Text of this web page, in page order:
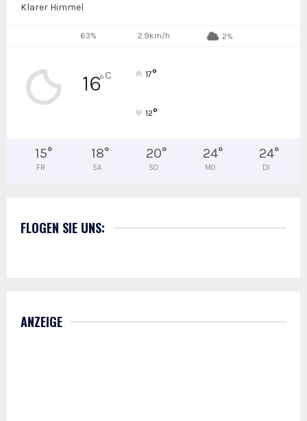
Klarer Himmel
63% 2.9km/h 2%
16°C 17°
12°
15°
FR
18°
SA
20°
SO
24°
MO
24°
DI
FLOGEN SIE UNS:
ANZEIGE